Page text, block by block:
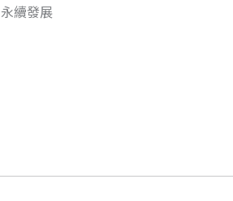
永續發展